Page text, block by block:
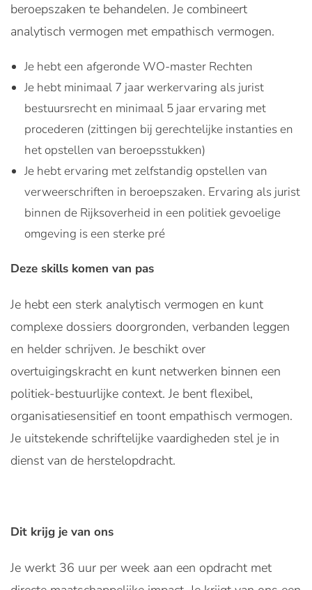
beroepszaken te behandelen. Je combineert
analytisch vermogen met empathisch vermogen.
Je hebt een afgeronde WO-master Rechten
Je hebt minimaal 7 jaar werkervaring als jurist
bestuursrecht en minimaal 5 jaar ervaring met
procederen (zittingen bij gerechtelijke instanties en
het opstellen van beroepsstukken)
Je hebt ervaring met zelfstandig opstellen van
verweerschriften in beroepszaken. Ervaring als jurist
binnen de Rijksoverheid in een politiek gevoelige
omgeving is een sterke pré
Deze skills komen van pas
Je hebt een sterk analytisch vermogen en kunt
complexe dossiers doorgronden, verbanden leggen
en helder schrijven. Je beschikt over
overtuigingskracht en kunt netwerken binnen een
politiek-bestuurlijke context. Je bent flexibel,
organisatiesensitief en toont empathisch vermogen.
Je uitstekende schriftelijke vaardigheden stel je in
dienst van de herstelopdracht.
Dit krijg je van ons
Je werkt 36 uur per week aan een opdracht met